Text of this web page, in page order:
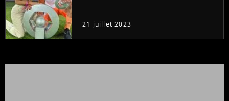
21 juillet 2023